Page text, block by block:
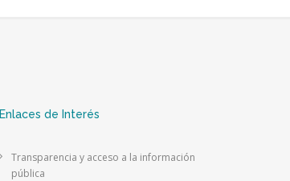
Enlaces de Interés
Transparencia y acceso a la información
pública